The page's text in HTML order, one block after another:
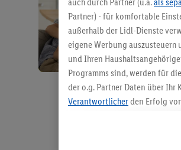
Partner) - für komfortable
außerhalb der Lidl-Dienste
eigene Werbung
und Ihren
Programms sind, werden für
der o.g. Partner Daten über
Verantwortlicherden Erfolg
angereicherten Profilen. Dies
Kaufverhalten in den Lidl-